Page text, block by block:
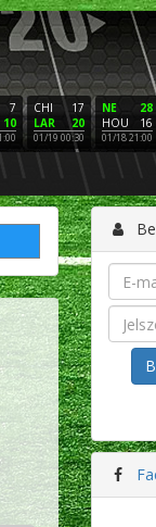
7
10
17
CHI
20
LAR
01/19 00:30
28
NE
16
HOU
01/18 21:00